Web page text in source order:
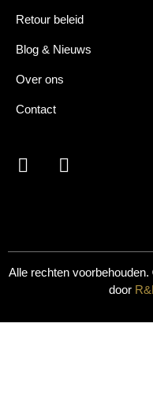
Retour beleid
Blog & Nieuws
Over ons
Contact
Alle rechten
door